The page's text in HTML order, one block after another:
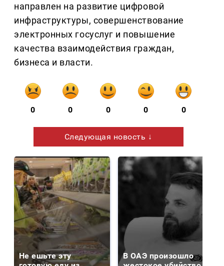
направлен на развитие цифровой
инфраструктуры, совершенствование
электронных госуслуг и повышение
качества взаимодействия граждан,
бизнеса и власти.
0 0 0 0 0
Следующая новость ↓
Не ешьте эту
В ОАЭ произошло